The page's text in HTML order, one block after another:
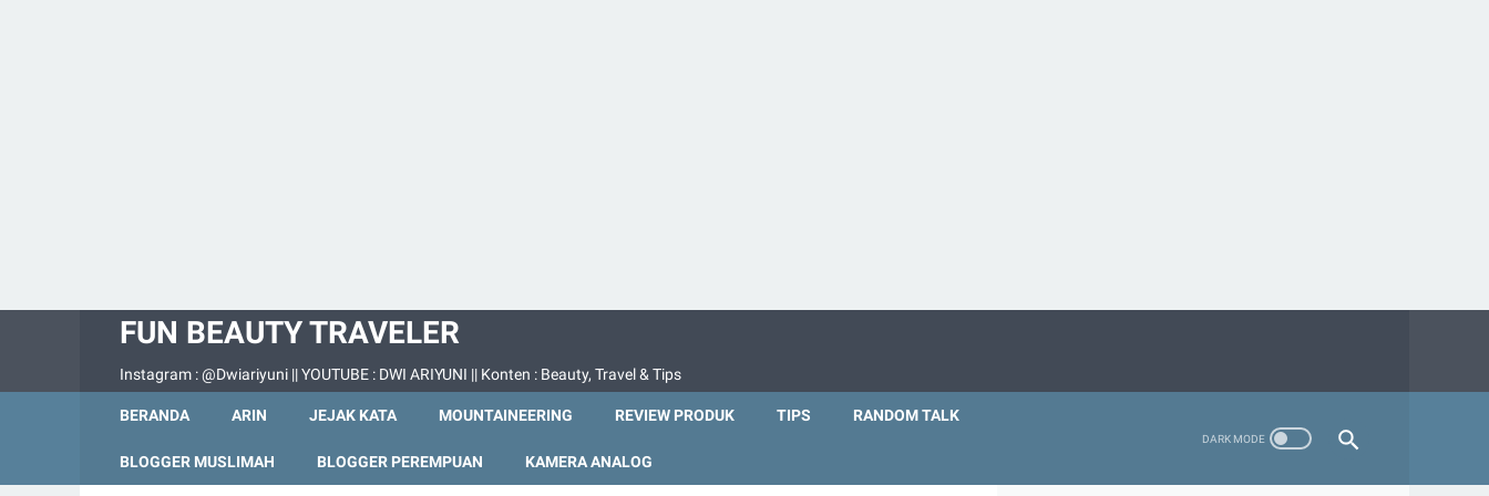
FUN BEAUTY TRAVELER
Instagram : @Dwiariyuni || YOUTUBE : DWI ARIYUNI || Konten : Beauty, Travel & Tips
BERANDA ARIN JEJAK KATA MOUNTAINEERING REVIEW PRODUK TIPS RANDOM TALK
BLOGGER MUSLIMAH BLOGGER PEREMPUAN KAMERA ANALOG